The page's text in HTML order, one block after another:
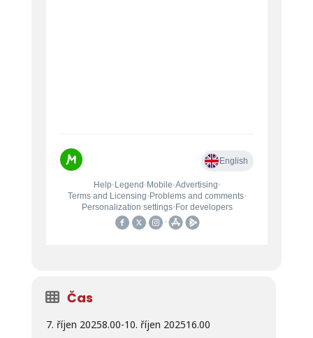
Čas
7. říjen 20258.00-10. říjen 202516.00